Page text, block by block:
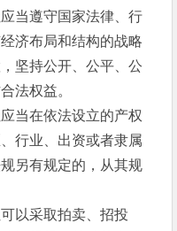
遵守国家法律、行
济布局和结构的战略
坚持公开、公平、公
法权益。
在依法设立的产权
行业、出资或者隶属
另有规定的，从其规
采取拍卖、招投